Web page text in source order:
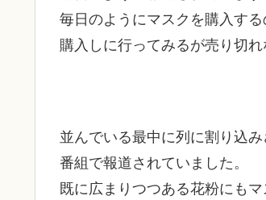
毎日のようにマスクを購入す
購入しに行ってみるが売り切
並んでいる最中に列に割り込
番組で報道されていました。
既に広まりつつある花粉にも